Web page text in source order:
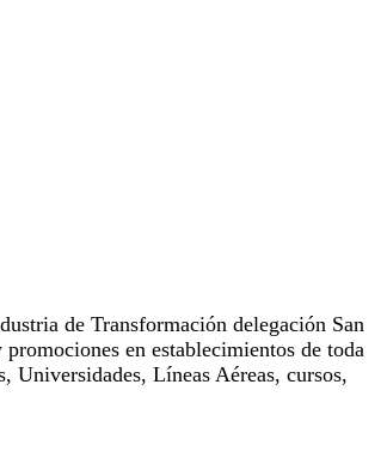
de Transformación delegación San
en establecimientos de toda
Universidades, Líneas Aéreas, cursos,